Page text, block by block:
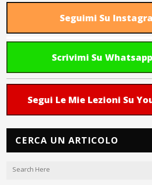
Seguimi Su
Scrivimi Su Whatsapp
Segui Le Mie Lezioni Su
CERCA UN ARTICOLO